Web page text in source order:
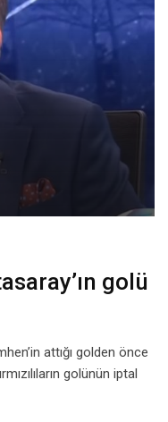
golü
attığı golden önce
golünün iptal